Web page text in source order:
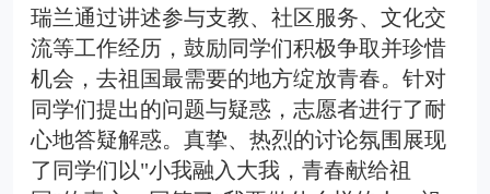
瑞兰通过讲述参与支教、社区服务、文化交
流等工作经历，鼓励同学们积极争取并珍惜
机会，去祖国最需要的地方绽放青春。针对
同学们提出的问题与疑惑，志愿者进行了耐
心地答疑解惑。真挚、热烈的讨论氛围展现
了同学们以"小我融入大我，青春献给祖